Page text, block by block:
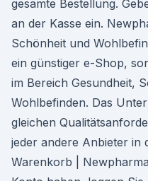
gesamte Bestellung.
an der Kasse ein.
Schönheit und
ein günstiger e-Shop,
im Bereich Gesundheit,
Wohlbefinden. Das
gleichen
jeder andere Anbieter in
Warenkorb |